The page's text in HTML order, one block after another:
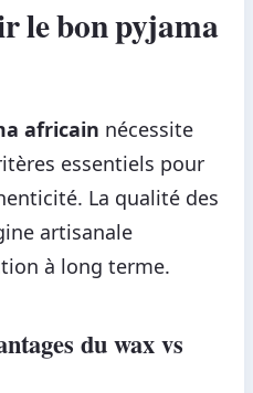
le bon pyjama
africain nécessite
essentiels pour
La qualité des
artisanale
à long terme.
du wax vs